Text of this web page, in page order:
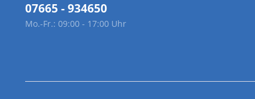
07665 - 934650
Mo.-Fr.: 09:00 - 17:00 Uhr